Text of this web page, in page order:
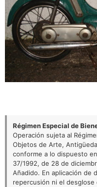
Régimen Especial de
Operación sujeta al
Objetos de Arte,
conforme a lo dispuesto
37/1992, de 28 de
Añadido. En aplicación de
repercusión ni el